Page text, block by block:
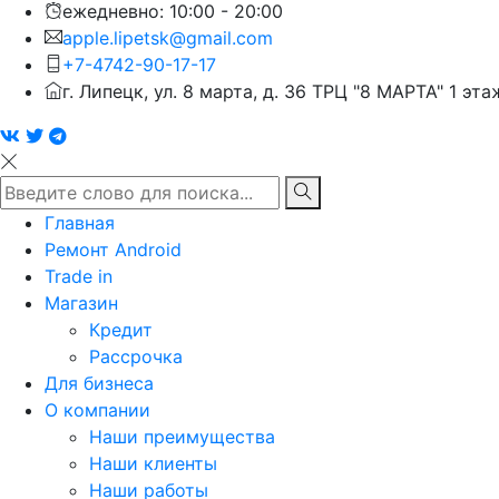
ежедневно: 10:00 - 20:00
apple.lipetsk@gmail.com
+7-4742-90-17-17
г. Липецк, ул. 8 марта, д. 36 ТРЦ "8 МАРТА" 1
Главная
Ремонт Android
Trade in
Магазин
Кредит
Рассрочка
Для бизнеса
О компании
Наши преимущества
Наши клиенты
Наши работы